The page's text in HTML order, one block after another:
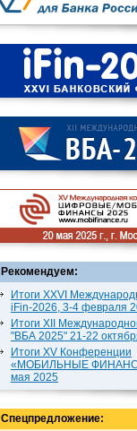
Рекомендуем:
Итоги XXVI
iFin-2026, 3-4 февраля
Итоги XII
"ВБА 2025" 21-22
Итоги XV Конференции
«МОБИЛЬНЫЕ
мая 2025
Спецпредложение: